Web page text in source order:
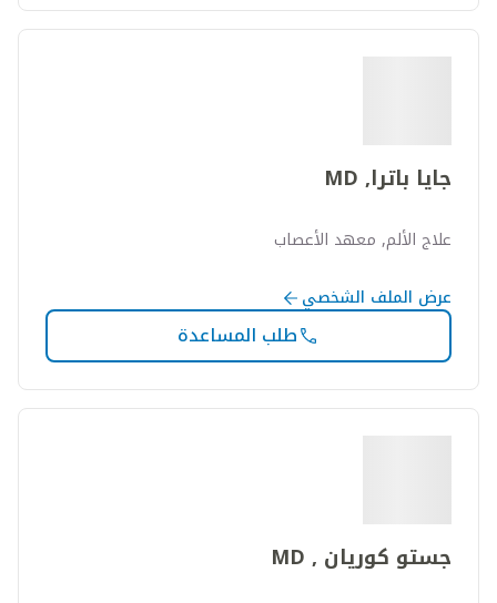
جايا باترا, MD
علاج الألم, معهد الأعصاب
عرض الملف الشخصي
طلب المساعدة
جستو كوريان , MD